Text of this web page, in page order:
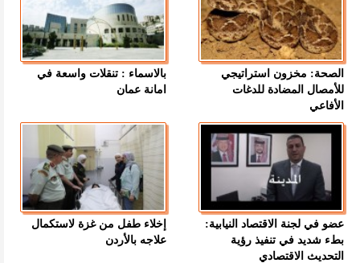
الصحة: مخزون استراتيجي
للأمصال المضادة للدغات
الأفاعي
بالاسماء : تنقلات واسعة في
امانة عمان
عضو في لجنة الاقتصاد النيابية:
بطء شديد في تنفيذ رؤية
التحديث الاقتصادي
إخلاء طفل من غزة لاستكمال
علاجه بالأردن